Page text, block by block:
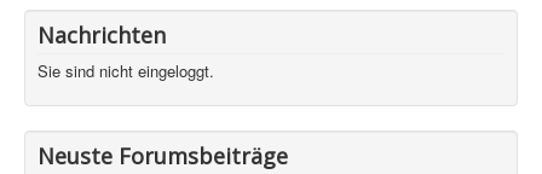
Nachrichten
Sie sind nicht eingeloggt.
Neuste Forumsbeiträge